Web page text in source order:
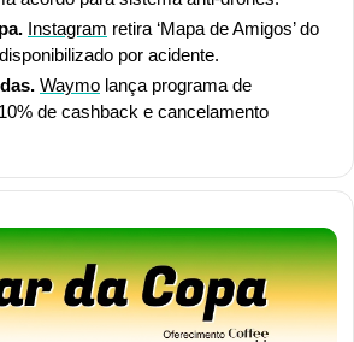
Instagram retira ‘Mapa de Amigos’ do
por acidente.
Waymo lança programa de
de cashback e cancelamento